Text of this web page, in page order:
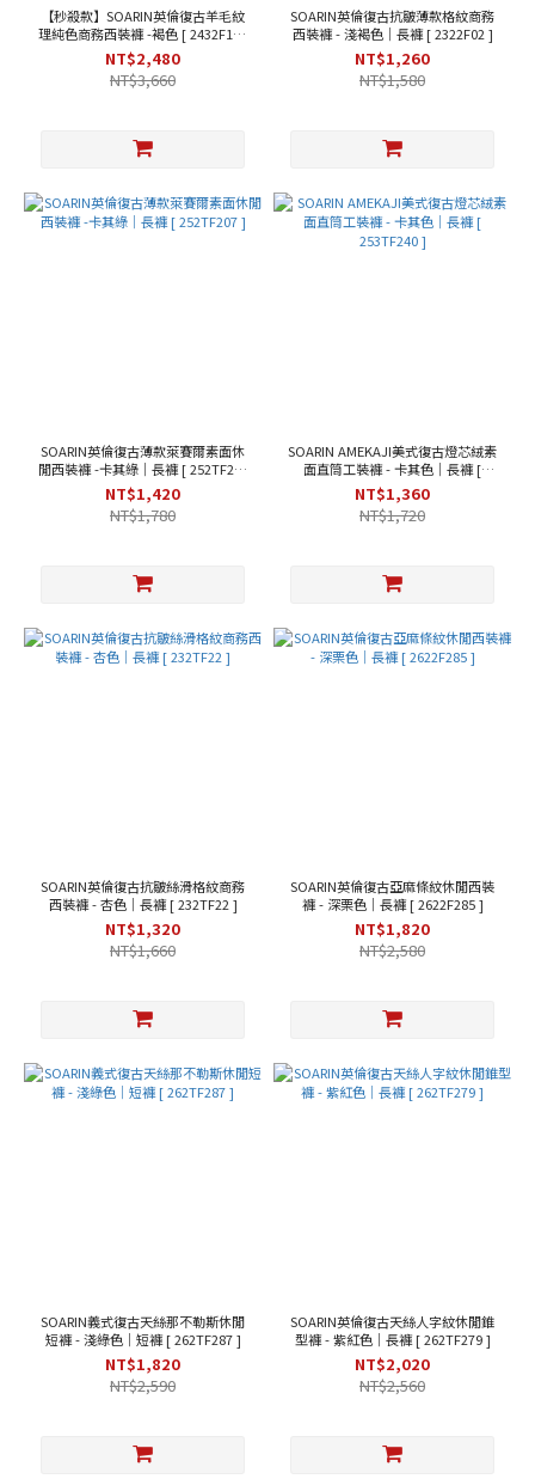
【秒殺款】SOARIN英倫復古羊毛紋
理純色商務西裝褲 -褐色 [ 2432F199
]
NT$2,480
NT$3,660
SOARIN英倫復古抗皺薄款格紋商務
西裝褲 - 淺褐色｜長褲 [ 2322F02 ]
NT$1,260
NT$1,580
SOARIN英倫復古薄款萊賽爾素面休
閒西裝褲 -卡其綠｜長褲 [ 252TF207
]
NT$1,420
NT$1,780
SOARIN AMEKAJI美式復古燈芯絨素
面直筒工裝褲 - 卡其色｜長褲 [
253TF240 ]
NT$1,360
NT$1,720
SOARIN英倫復古抗皺絲滑格紋商務
西裝褲 - 杏色｜長褲 [ 232TF22 ]
NT$1,320
NT$1,660
SOARIN英倫復古亞麻條紋休閒西裝
褲 - 深栗色｜長褲 [ 2622F285 ]
NT$1,820
NT$2,580
SOARIN義式復古天絲那不勒斯休閒
短褲 - 淺綠色｜短褲 [ 262TF287 ]
NT$1,820
NT$2,590
SOARIN英倫復古天絲人字紋休閒錐
型褲 - 紫紅色｜長褲 [ 262TF279 ]
NT$2,020
NT$2,560